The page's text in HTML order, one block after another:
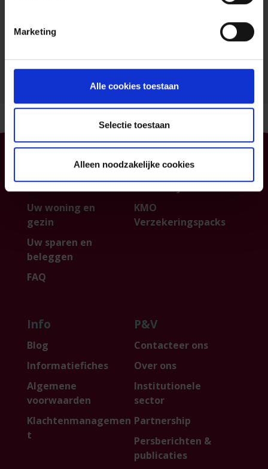
Marketing
Alle cookies toestaan
Selectie toestaan
Alleen noodzakelijke cookies
Mark as preferred
Particulier
Uw woning en
gezin
Uw sparen en
beleggen
FAQ
Professioneel
KMO
Verzekeringspacks
Info
Blog
Informatiefiches
Algemene
voorwaarden
Klachtenmanagemen
t
P&V
Contacteer ons
Over ons
Institutionele
sector
Partnership
Persberichten &
publicaties